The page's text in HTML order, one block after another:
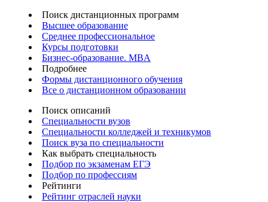
Поиск дистанционных программ
Высшее образование
Среднее профессиональное
Курсы подготовки
Бизнес-образование. MBA
Подробнее
Формы дистанционного обучения
Все о дистанционном образовании
Поиск описаний
Специальности вузов
Специальности колледжей и техникумов
Поиск вуза по специальности
Как выбрать специальность
Подбор по экзаменам ЕГЭ
Подбор по профессиям
Рейтинги
Рейтинг отраслей науки